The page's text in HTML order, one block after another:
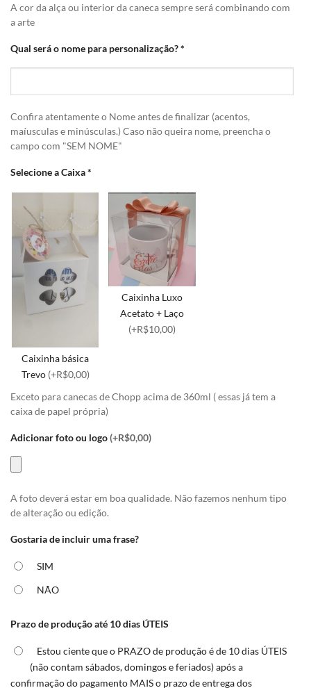
A cor da alça ou interior da caneca sempre será combinando com
a arte
Qual será o nome para personalização?*
Confira atentamente o Nome antes de finalizar (acentos,
maíusculas e minúsculas.) Caso não queira nome, preencha o
campo com "SEM NOME"
Selecione a Caixa*
Caixinha básica
Trevo (+R$0,00)
Caixinha Luxo
Acetato + Laço
(+R$10,00)
Exceto para canecas de Chopp acima de 360ml ( essas já tem a
caixa de papel própria)
Adicionar foto ou logo(+R$0,00)
A foto deverá estar em boa qualidade. Não fazemos nenhum tipo
de alteração ou edição.
Gostaria de incluir uma frase?
SIM
NÃO
Prazo de produção até 10 dias ÚTEIS
Estou ciente que o PRAZO de produção é de 10 dias ÚTEIS
(não contam sábados, domingos e feriados) após a
confirmação do pagamento MAIS o prazo de entrega dos